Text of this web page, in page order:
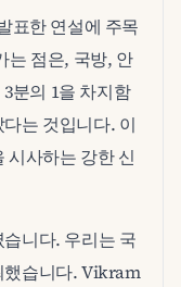
표한 연설에 주목
는 점은, 국방, 안
분의 1을 차지함
는 것입니다. 이
시사하는 강한 신
니다. 우리는 국
했습니다. Vikram